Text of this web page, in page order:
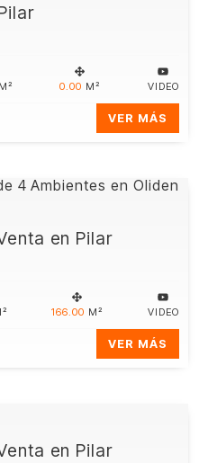
M² 0.00 M² VIDEO
VER MÁS
en Pilar
166.00 M² VIDEO
VER MÁS
en Pilar